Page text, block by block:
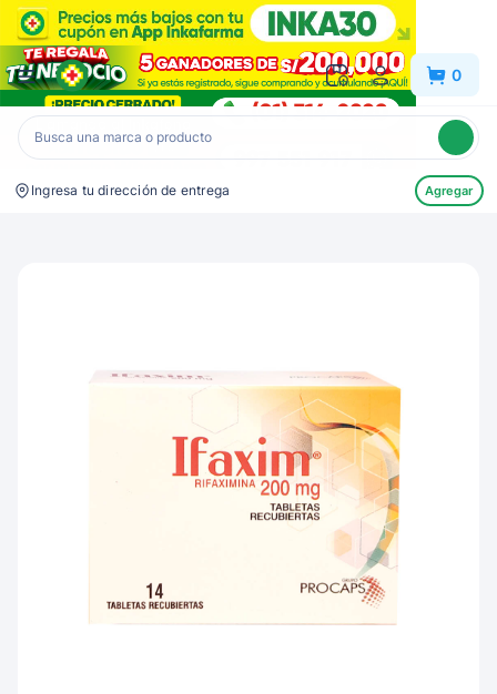
Inkafarma 0
Ingresa tu dirección de entrega Agregar